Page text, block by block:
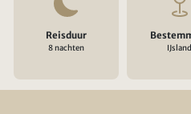
Reisduur
8 nachten IJsland